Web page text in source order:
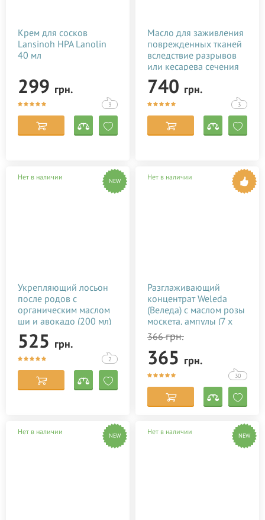
Крем для сосков
Lansinoh HPA Lanolin
40 мл
299 грн.
3
Масло для заживления
поврежденных тканей
вследствие разрывов
или кесарева сечения
Baby Teva Stitol 50 мл
740 грн.
3
Нет в наличии NEW
Укрепляющий лосьон
после родов с
органическим маслом
ши и авокадо (200 мл)
525 грн.
2
Нет в наличии
Разглаживающий
концентрат Weleda
(Веледа) с маслом розы
москета, ампулы (7 х
0,8 мл)
366грн.
365 грн.
30
Нет в наличии NEW Нет в наличии NEW